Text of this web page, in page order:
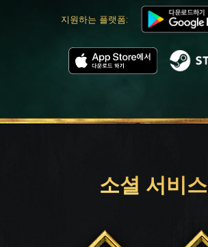
지원하는 플랫폼:
소셜 서비스